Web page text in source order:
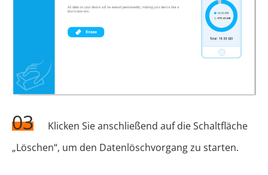
03
Klicken Sie anschließend auf die Schaltfläche
„Löschen“, um den Datenlöschvorgang zu starten.